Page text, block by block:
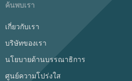
ค้นพบเรา
เกี่ยวกับเรา
บริษัทของเรา
นโยบายด้านบรรณาธิการ
ศูนย์ความโปร่งใส